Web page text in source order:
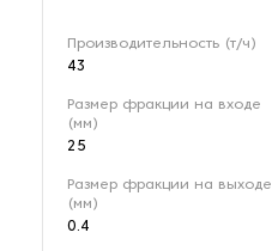
Производительность (т/ч)
43
Размер фракции на входе
(мм)
25
Размер фракции на выходе
(мм)
0.4